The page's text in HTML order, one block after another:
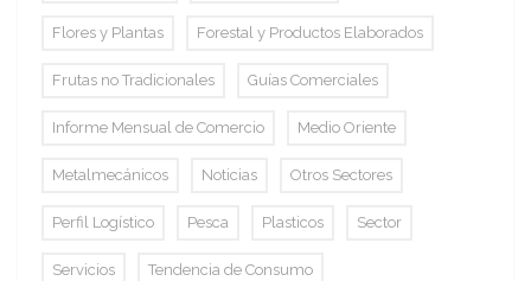
Flores y Plantas Forestal y Productos Elaborados
Frutas no Tradicionales Guías Comerciales
Informe Mensual de Comercio Medio Oriente
Metalmecánicos Noticias Otros Sectores
Perfil Logístico Pesca Plasticos Sector
Servicios Tendencia de Consumo